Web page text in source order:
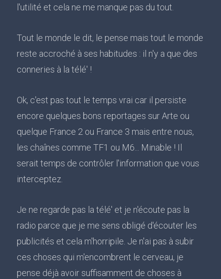
l'utilité et cela ne me manque pas du tout.
Tout le monde le dit, le pense mais tout le monde
reste accroché à ses habitudes : il n'y a que des
conneries à la télé' !
Ok, c'est pas tout le temps vrai car il persiste
encore quelques bons reportages sur Arte ou
quelque France 2 ou France 3 mais entre nous,
les chaînes comme TF1 ou M6... Minable ! Il
serait temps de contrôler l'information que vous
interceptez.
Je ne regarde pas la télé' et je n'écoute pas la
radio parce que je me sens obligé d'écouter les
publicités et cela m'horripile. Je n'ai pas à subir
ces choses qui m'encombrent le cerveau, je
pense déjà avoir suffisamment de choses à